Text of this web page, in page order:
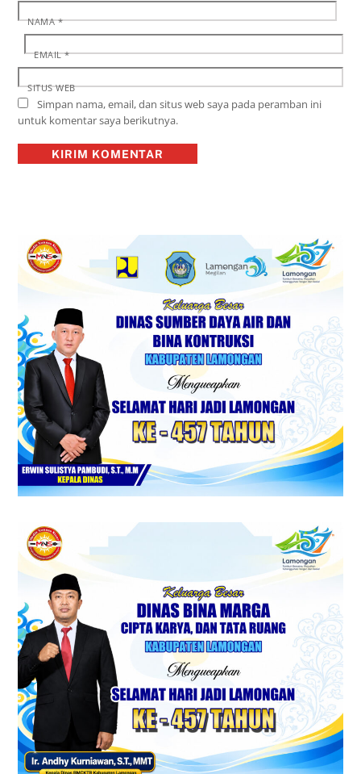
NAMA*
EMAIL*
SITUS WEB
Simpan nama, email, dan situs web saya pada peramban ini
untuk komentar saya berikutnya.